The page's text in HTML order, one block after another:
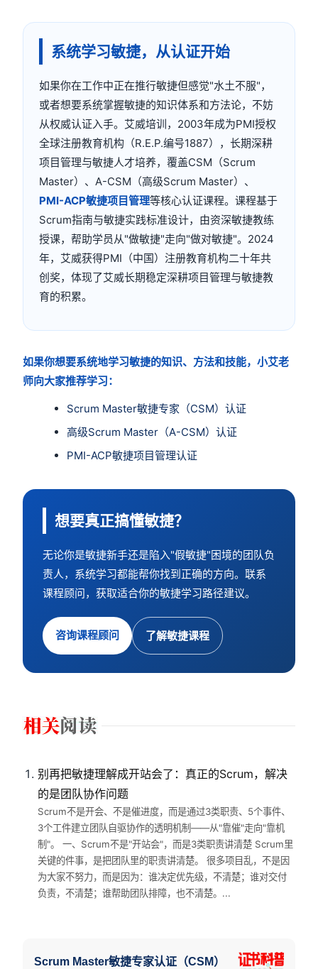
系统学习敏捷，从认证开始
如果你在工作中正在推行敏捷但感觉"水土不服"，
或者想要系统掌握敏捷的知识体系和方法论，不妨
从权威认证入手。艾威培训，2003年成为PMI授权
全球注册教育机构（R.E.P.编号1887），长期深耕
项目管理与敏捷人才培养，覆盖CSM（Scrum
Master）、A-CSM（高级Scrum Master）、
PMI-ACP敏捷项目管理等核心认证课程。课程基于
Scrum指南与敏捷实践标准设计，由资深敏捷教练
授课，帮助学员从"做敏捷"走向"做对敏捷"。2024
年，艾威获得PMI（中国）注册教育机构二十年共
创奖，体现了艾威长期稳定深耕项目管理与敏捷教
育的积累。
如果你想要系统地学习敏捷的知识、方法和技能，小艾老
师向大家推荐学习：
Scrum Master敏捷专家（CSM）认证
高级Scrum Master（A-CSM）认证
PMI-ACP敏捷项目管理认证
想要真正搞懂敏捷？
无论你是敏捷新手还是陷入"假敏捷"困境的团队负
责人，系统学习都能帮你找到正确的方向。联系
课程顾问，获取适合你的敏捷学习路径建议。
咨询课程顾问 了解敏捷课程
别再把敏捷理解成开站会了：真正的Scrum，解决
的是团队协作问题
Scrum不是开会、不是催进度，而是通过3类职责、5个事件、
3个工件建立团队自驱协作的透明机制——从"靠催"走向"靠机
制"。 一、Scrum不是"开站会"，而是3类职责讲清楚 Scrum里
关键的件事，是把团队里的职责讲清楚。 很多项目乱，不是因
为大家不努力，而是因为：谁决定优先级，不清楚；谁对交付
负责，不清楚；谁帮助团队排障，也不清楚。...
Scrum Master敏捷专家认证（CSM）